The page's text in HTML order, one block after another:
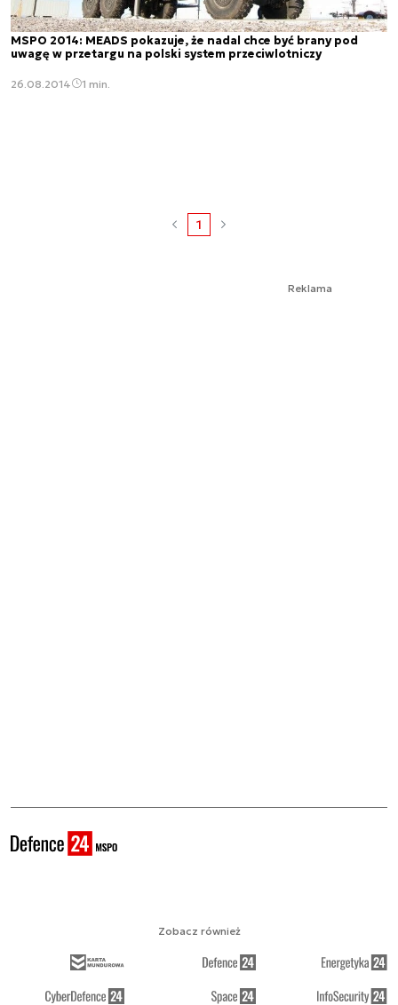
MSPO 2014: MEADS pokazuje, że nadal chce być brany pod
uwagę w przetargu na polski system przeciwlotniczy
26.08.2014 1 min.
1
Reklama
Zobacz również